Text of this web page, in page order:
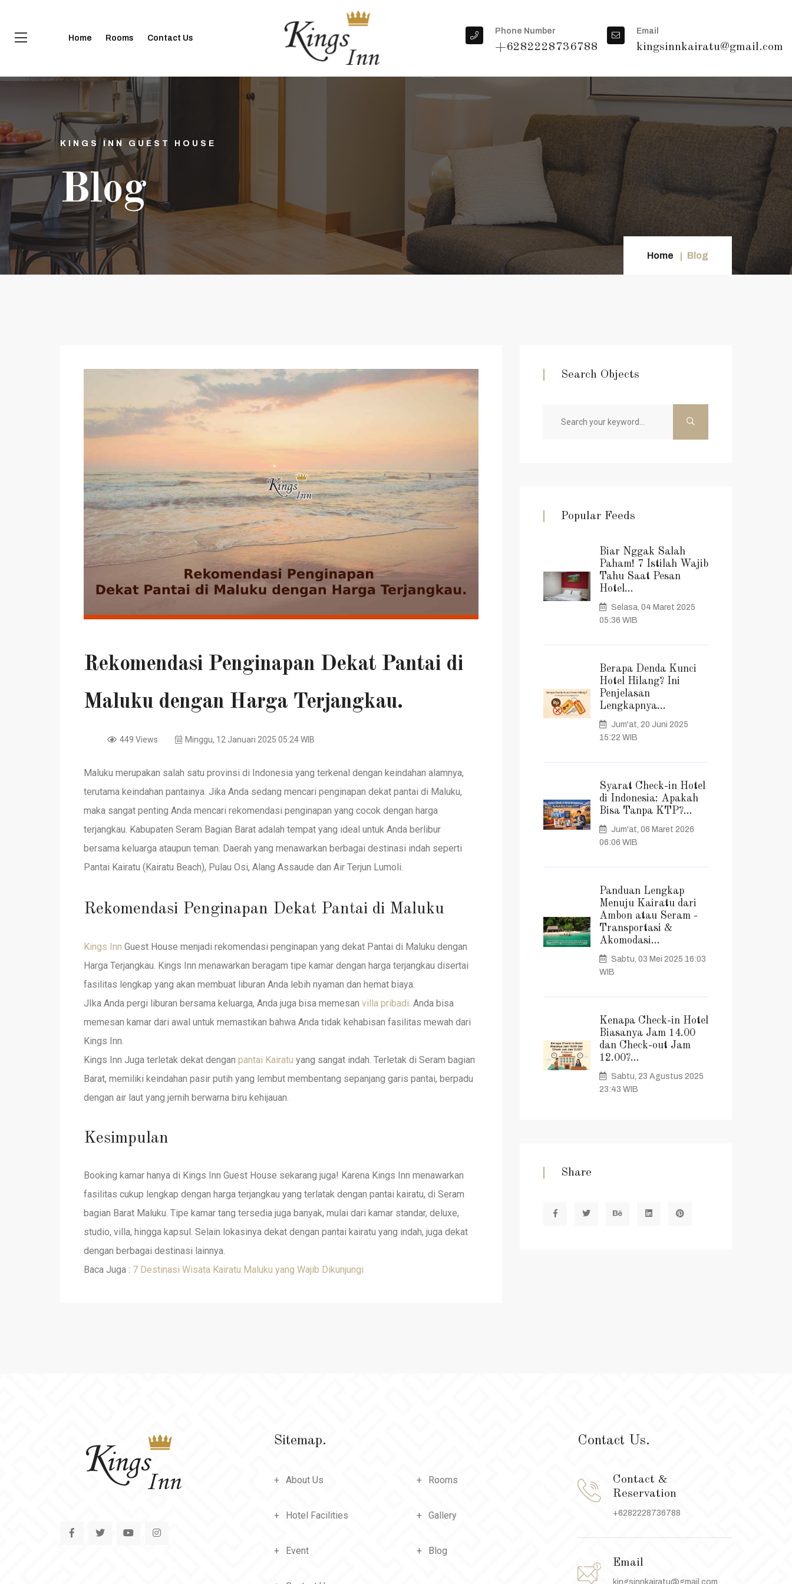
Home Rooms Contact Us
Phone Number
+6282228736788
Email
kingsinnkairatu@gmail.com
KINGS INN GUEST HOUSE
Blog
Home Blog
Rekomendasi Penginapan Dekat Pantai di
Maluku dengan Harga Terjangkau.
449 Views Minggu, 12 Januari 2025 05:24 WIB
Maluku merupakan salah satu provinsi di Indonesia yang terkenal dengan keindahan alamnya,
terutama keindahan pantainya. Jika Anda sedang mencari penginapan dekat pantai di Maluku,
maka sangat penting Anda mencari rekomendasi penginapan yang cocok dengan harga
terjangkau. Kabupaten Seram Bagian Barat adalah tempat yang ideal untuk Anda berlibur
bersama keluarga ataupun teman. Daerah yang menawarkan berbagai destinasi indah seperti
Pantai Kairatu (Kairatu Beach), Pulau Osi, Alang Assaude dan Air Terjun Lumoli.
Rekomendasi Penginapan Dekat Pantai di Maluku
Kings Inn Guest House menjadi rekomendasi penginapan yang dekat Pantai di Maluku dengan
Harga Terjangkau. Kings Inn menawarkan beragam tipe kamar dengan harga terjangkau disertai
fasilitas lengkap yang akan membuat liburan Anda lebih nyaman dan hemat biaya.
JIka Anda pergi liburan bersama keluarga, Anda juga bisa memesan villa pribadi . Anda bisa
memesan kamar dari awal untuk memastikan bahwa Anda tidak kehabisan fasilitas mewah dari
Kings Inn.
Kings Inn Juga terletak dekat dengan pantai Kairatu yang sangat indah. Terletak di Seram bagian
Barat, memiliki keindahan pasir putih yang lembut membentang sepanjang garis pantai, berpadu
dengan air laut yang jernih berwarna biru kehijauan.
Kesimpulan
Booking kamar hanya di Kings Inn Guest House sekarang juga! Karena Kings Inn menawarkan
fasilitas cukup lengkap dengan harga terjangkau yang terlatak dengan pantai kairatu, di Seram
bagian Barat Maluku. Tipe kamar tang tersedia juga banyak, mulai dari kamar standar, deluxe,
studio, villa, hingga kapsul. Selain lokasinya dekat dengan pantai kairatu yang indah, juga dekat
dengan berbagai destinasi lainnya.
Baca Juga : 7 Destinasi Wisata Kairatu Maluku yang Wajib Dikunjungi
Search Objects
Popular Feeds
Biar Nggak Salah
Paham! 7 Istilah Wajib
Tahu Saat Pesan
Hotel...
Selasa, 04 Maret 2025
05:36 WIB
Berapa Denda Kunci
Hotel Hilang? Ini
Penjelasan
Lengkapnya...
Jum'at, 20 Juni 2025
15:22 WIB
Syarat Check-in Hotel
di Indonesia: Apakah
Bisa Tanpa KTP?...
Jum'at, 06 Maret 2026
06:06 WIB
Panduan Lengkap
Menuju Kairatu dari
Ambon atau Seram -
Transportasi &
Akomodasi...
Sabtu, 03 Mei 2025 16:03
WIB
Kenapa Check-in Hotel
Biasanya Jam 14.00
dan Check-out Jam
12.00?...
Sabtu, 23 Agustus 2025
23:43 WIB
Share
Sitemap.
About Us Rooms
Hotel Facilities Gallery
Event Blog
Contact Us.
Contact &
Reservation
+6282228736788
Email
kingsinnkairatu@gmail.com